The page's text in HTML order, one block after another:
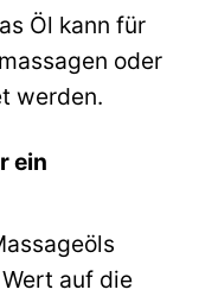
Öl kann für
oder
werden.
ein
auf die